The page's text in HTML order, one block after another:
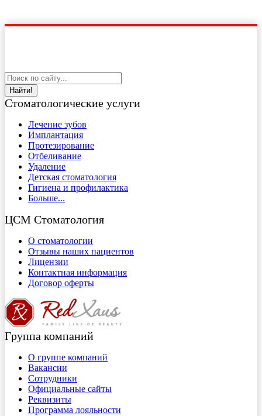
Найти!
Стоматологические услуги
Лечение зубов
Имплантация
Протезирование
Отбеливание
Удаление
Детская стоматология
Гигиена и профилактика
Больше...
ЦСМ Стоматология
О стоматологии
Отзывы наших пациентов
Лицензии
Контактная информация
Договор оферты
Группа компаний
О группе компаний
Вакансии
Сотрудники
Официальные сайты
Реквизиты
Программа лояльности